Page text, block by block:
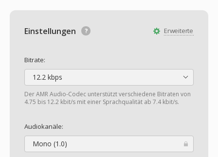
Erweiterte
Einstellungen
Bitrate:
12.2 kbps
Der AMR Audio-Codec unterstützt verschiedene Bitraten von
4.75 bis 12.2 kbit/s mit einer Sprachqualität ab 7.4 kbit/s.
Audiokanäle:
Mono (1.0)